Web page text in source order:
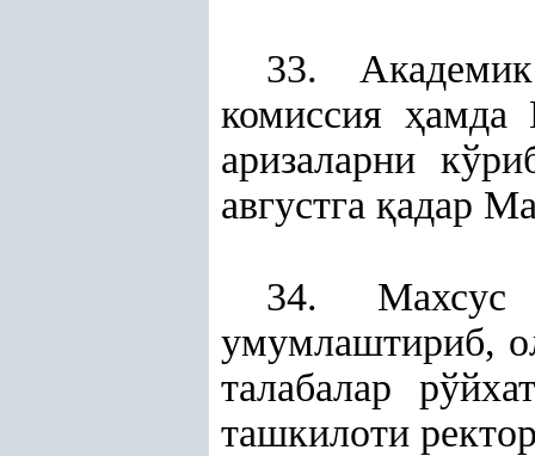
33.
комиссия ҳамда
аризаларни
августга қадар
34. Махсус
умумлаштириб,
талабалар
ташкилоти